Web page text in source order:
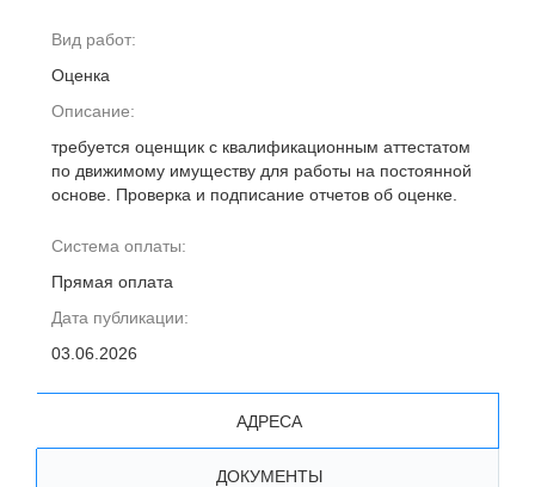
Вид работ:
Оценка
Описание:
требуется оценщик с квалификационным аттестатом
по движимому имуществу для работы на постоянной
основе. Проверка и подписание отчетов об оценке.
Система оплаты:
Прямая оплата
Дата публикации:
03.06.2026
АДРЕСА
ДОКУМЕНТЫ